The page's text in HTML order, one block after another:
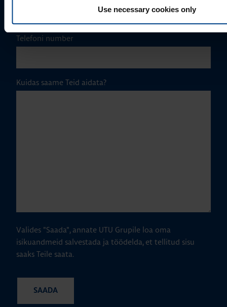
Use necessary cookies only
Telefoni number
Kuidas saame Teid aidata?
Valides "Saada", annate UTU Grupile loa oma
isikuandmeid salvestada ja töödelda, et tellitud sisu
saaks Teile saata.